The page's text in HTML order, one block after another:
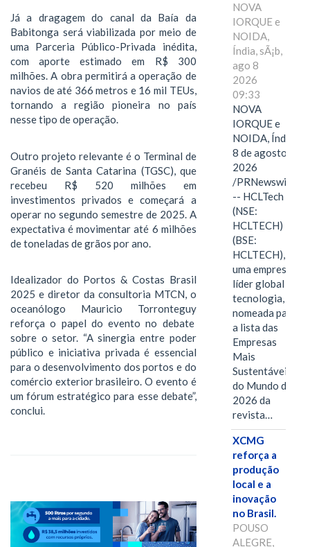
Já a dragagem do canal da Baía da
Babitonga será viabilizada por meio de
uma Parceria Público-Privada inédita,
com aporte estimado em R$ 300
milhões. A obra permitirá a operação de
navios de até 366 metros e 16 mil TEUs,
tornando a região pioneira no país
nesse tipo de operação.
Outro projeto relevante é o Terminal de
Granéis de Santa Catarina (TGSC), que
recebeu R$ 520 milhões em
investimentos privados e começará a
operar no segundo semestre de 2025. A
expectativa é movimentar até 6 milhões
de toneladas de grãos por ano.
Idealizador do Portos & Costas Brasil
2025 e diretor da consultoria MTCN, o
oceanólogo Mauricio Torronteguy
reforça o papel do evento no debate
sobre o setor. “A sinergia entre poder
público e iniciativa privada é essencial
para o desenvolvimento dos portos e do
comércio exterior brasileiro. O evento é
um fórum estratégico para esse debate”,
conclui.
NOVA
IORQUE e
NOIDA,
Índia, sÃ¡b,
ago 8
2026
09:33
NOVA
IORQUE e
NOIDA, Índia,
8 de agosto de
2026
/PRNewswire/
-- HCLTech
(NSE:
HCLTECH)
(BSE:
HCLTECH),
uma empresa
líder global em
tecnologia, foi
nomeada para
a lista das
Empresas
Mais
Sustentáveis
do Mundo de
2026 da
revista…
XCMG
reforça a
produção
local e a
inovação
no Brasil.
POUSO
ALEGRE,